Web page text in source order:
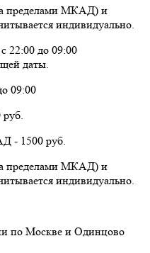
пределами МКАД) и
индивидуально.
22:00 до 09:00
даты.
09:00
руб.
- 1500 руб.
пределами МКАД) и
индивидуально.
по Москве и Одинцово